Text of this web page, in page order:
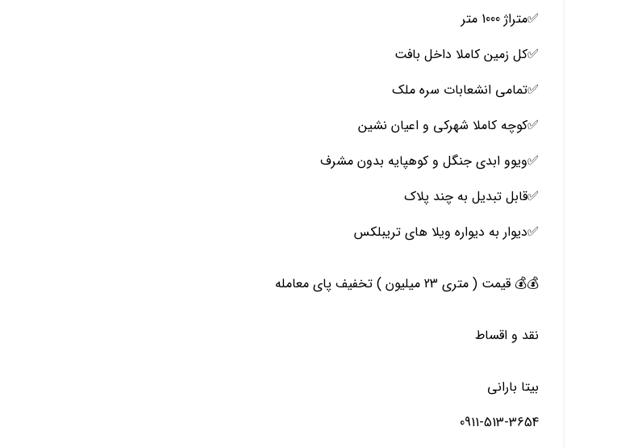
✅️متراژ 1000 متر
✅️کل زمین کاملا داخل بافت
✅️تمامی انشعابات سره ملک
✅️کوچه کاملا شهرکی و اعیان نشین
✅️ویوو ابدی جنگل و کوهپایه بدون مشرف
✅️قابل تبدیل به چند پلاک
✅️دیوار به دیواره ویلا های تریبلکس
💰💰 قیمت ( متری 23 میلیون ) تخفیف پای معامله
نقد و اقساط
بیتا بارانی
0911-513-3654